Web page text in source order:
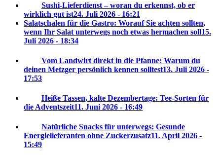
Sushi-Lieferdienst – woran du erkennst, ob er
wirklich gut ist24. Juli 2026 - 16:21
Salatschalen für die Gastro: Worauf Sie achten sollten,
wenn Ihr Salat unterwegs noch etwas hermachen soll15.
Juli 2026 - 18:34
Vom Landwirt direkt in die Pfanne: Warum du
deinen Metzger persönlich kennen solltest13. Juli 2026 -
17:53
Heiße Tassen, kalte Dezembertage: Tee-Sorten für
die Adventszeit11. Juni 2026 - 16:49
Natürliche Snacks für unterwegs: Gesunde
Energielieferanten ohne Zuckerzusatz11. April 2026 -
15:49